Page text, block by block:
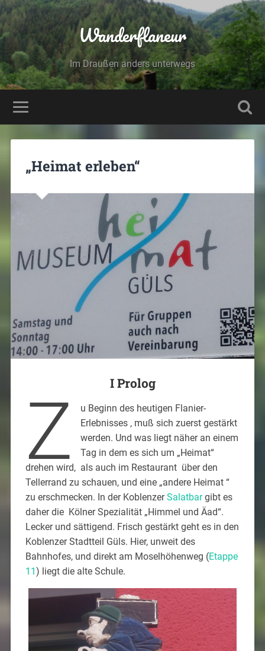
Wanderflaneur
Im Draußen anders unterwegs
„Heimat erleben“
I Prolog
Z
u Beginn des heutigen Flanier-
Erlebnisses , muß sich zuerst gestärkt
werden. Und was liegt näher an einem
Tag in dem es sich um „Heimat“
drehen wird, als auch im Restaurant über den
Tellerrand zu schauen, und eine „andere Heimat “
zu erschmecken. In der KoblenzerSalatbargibt es
daher die Kölner Spezialität „Himmel und Äad“.
Lecker und sättigend. Frisch gestärkt geht es in den
Koblenzer Stadtteil Güls. Hier, unweit des
Bahnhofes, und direkt am Moselhöhenweg (Etappe
11 ) liegt die alte Schule.